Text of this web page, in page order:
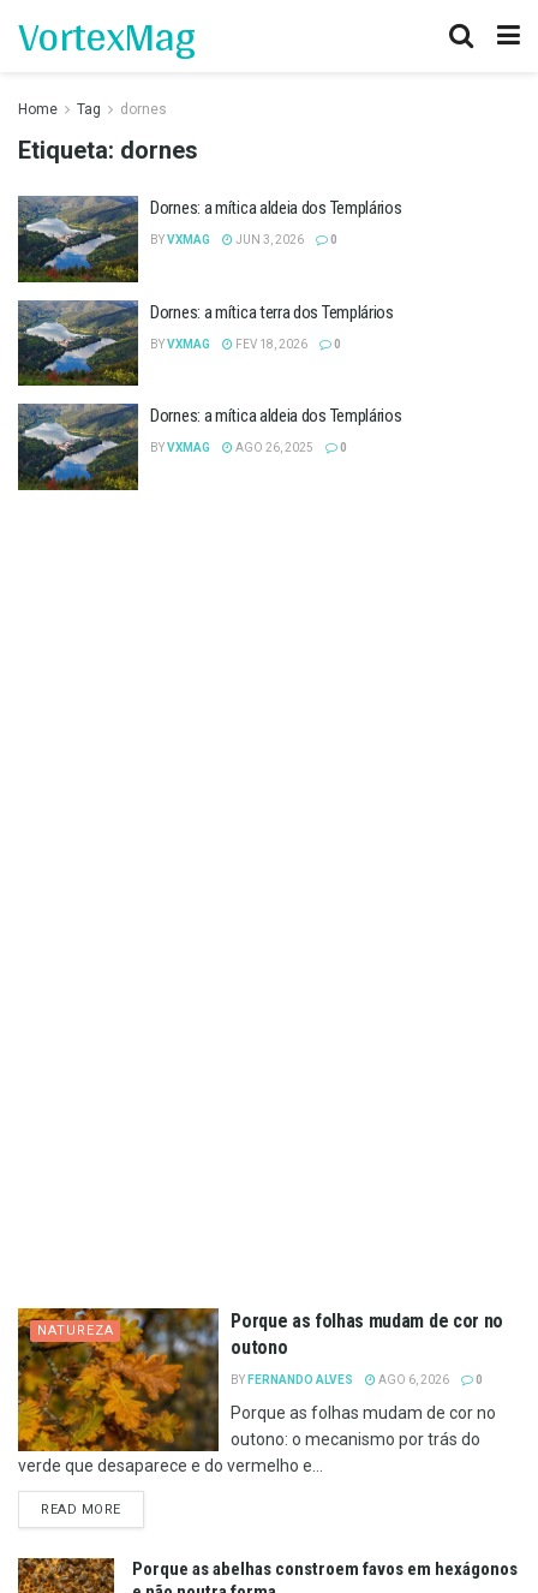
VortexMag
Home Tag dornes
Etiqueta: dornes
Dornes: a mítica aldeia dos Templários
BYVXMAG JUN 3, 2026 0
Dornes: a mítica terra dos Templários
BYVXMAG FEV 18, 2026 0
Dornes: a mítica aldeia dos Templários
BYVXMAG AGO 26, 2025 0
NATUREZA
Porque as folhas mudam de cor no
outono
BY FERNANDO ALVES AGO 6, 2026 0
Porque as folhas mudam de cor no
outono: o mecanismo por trás do
verde que desaparece e do vermelho e...
READ MOREDETAILS
Porque as abelhas constroem favos em hexágonos